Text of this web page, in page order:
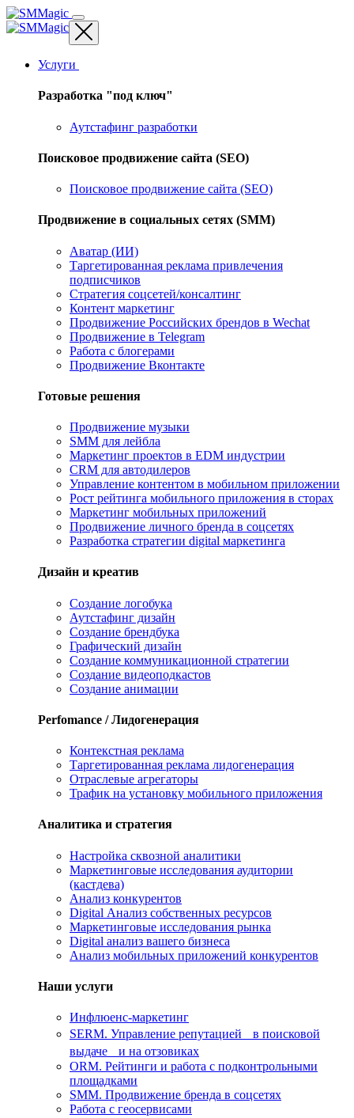
Услуги
Разработка "под ключ"
Аутстафинг разработки
Поисковое продвижение сайта (SEO)
Поисковое продвижение сайта (SEO)
Продвижение в социальных сетях (SMM)
Аватар (ИИ)
Таргетированная реклама привлечения
подписчиков
Стратегия соцсетей/консалтинг
Контент маркетинг
Продвижение Российских брендов в Wechat
Продвижение в Telegram
Работа с блогерами
Продвижение Вконтакте
Готовые решения
Продвижение музыки
SMM для лейбла
Маркетинг проектов в EDM индустрии
CRM для автодилеров
Управление контентом в мобильном приложении
Рост рейтинга мобильного приложения в сторах
Маркетинг мобильных приложений
Продвижение личного бренда в соцсетях
Разработка стратегии digital маркетинга
Дизайн и креатив
Создание логобука
Аутстафинг дизайн
Создание брендбука
Графический дизайн
Создание коммуникационной стратегии
Создание видеоподкастов
Создание анимации
Perfomance / Лидогенерация
Контекстная реклама
Таргетированная реклама лидогенерация
Отраслевые агрегаторы
Трафик на установку мобильного приложения
Аналитика и стратегия
Настройка сквозной аналитики
Маркетинговые исследования аудитории
(кастдева)
Анализ конкурентов
Digital Анализ собственных ресурсов
Маркетинговые исследования рынка
Digital анализ вашего бизнеса
Анализ мобильных приложений конкурентов
Наши услуги
Инфлюенс-маркетинг
SERM. Управление репутацией в поисковой
выдаче и на отзовиках
ORM. Рейтинги и работа с подконтрольными
площадками
SMM. Продвижение бренда в соцсетях
Работа с геосервисами